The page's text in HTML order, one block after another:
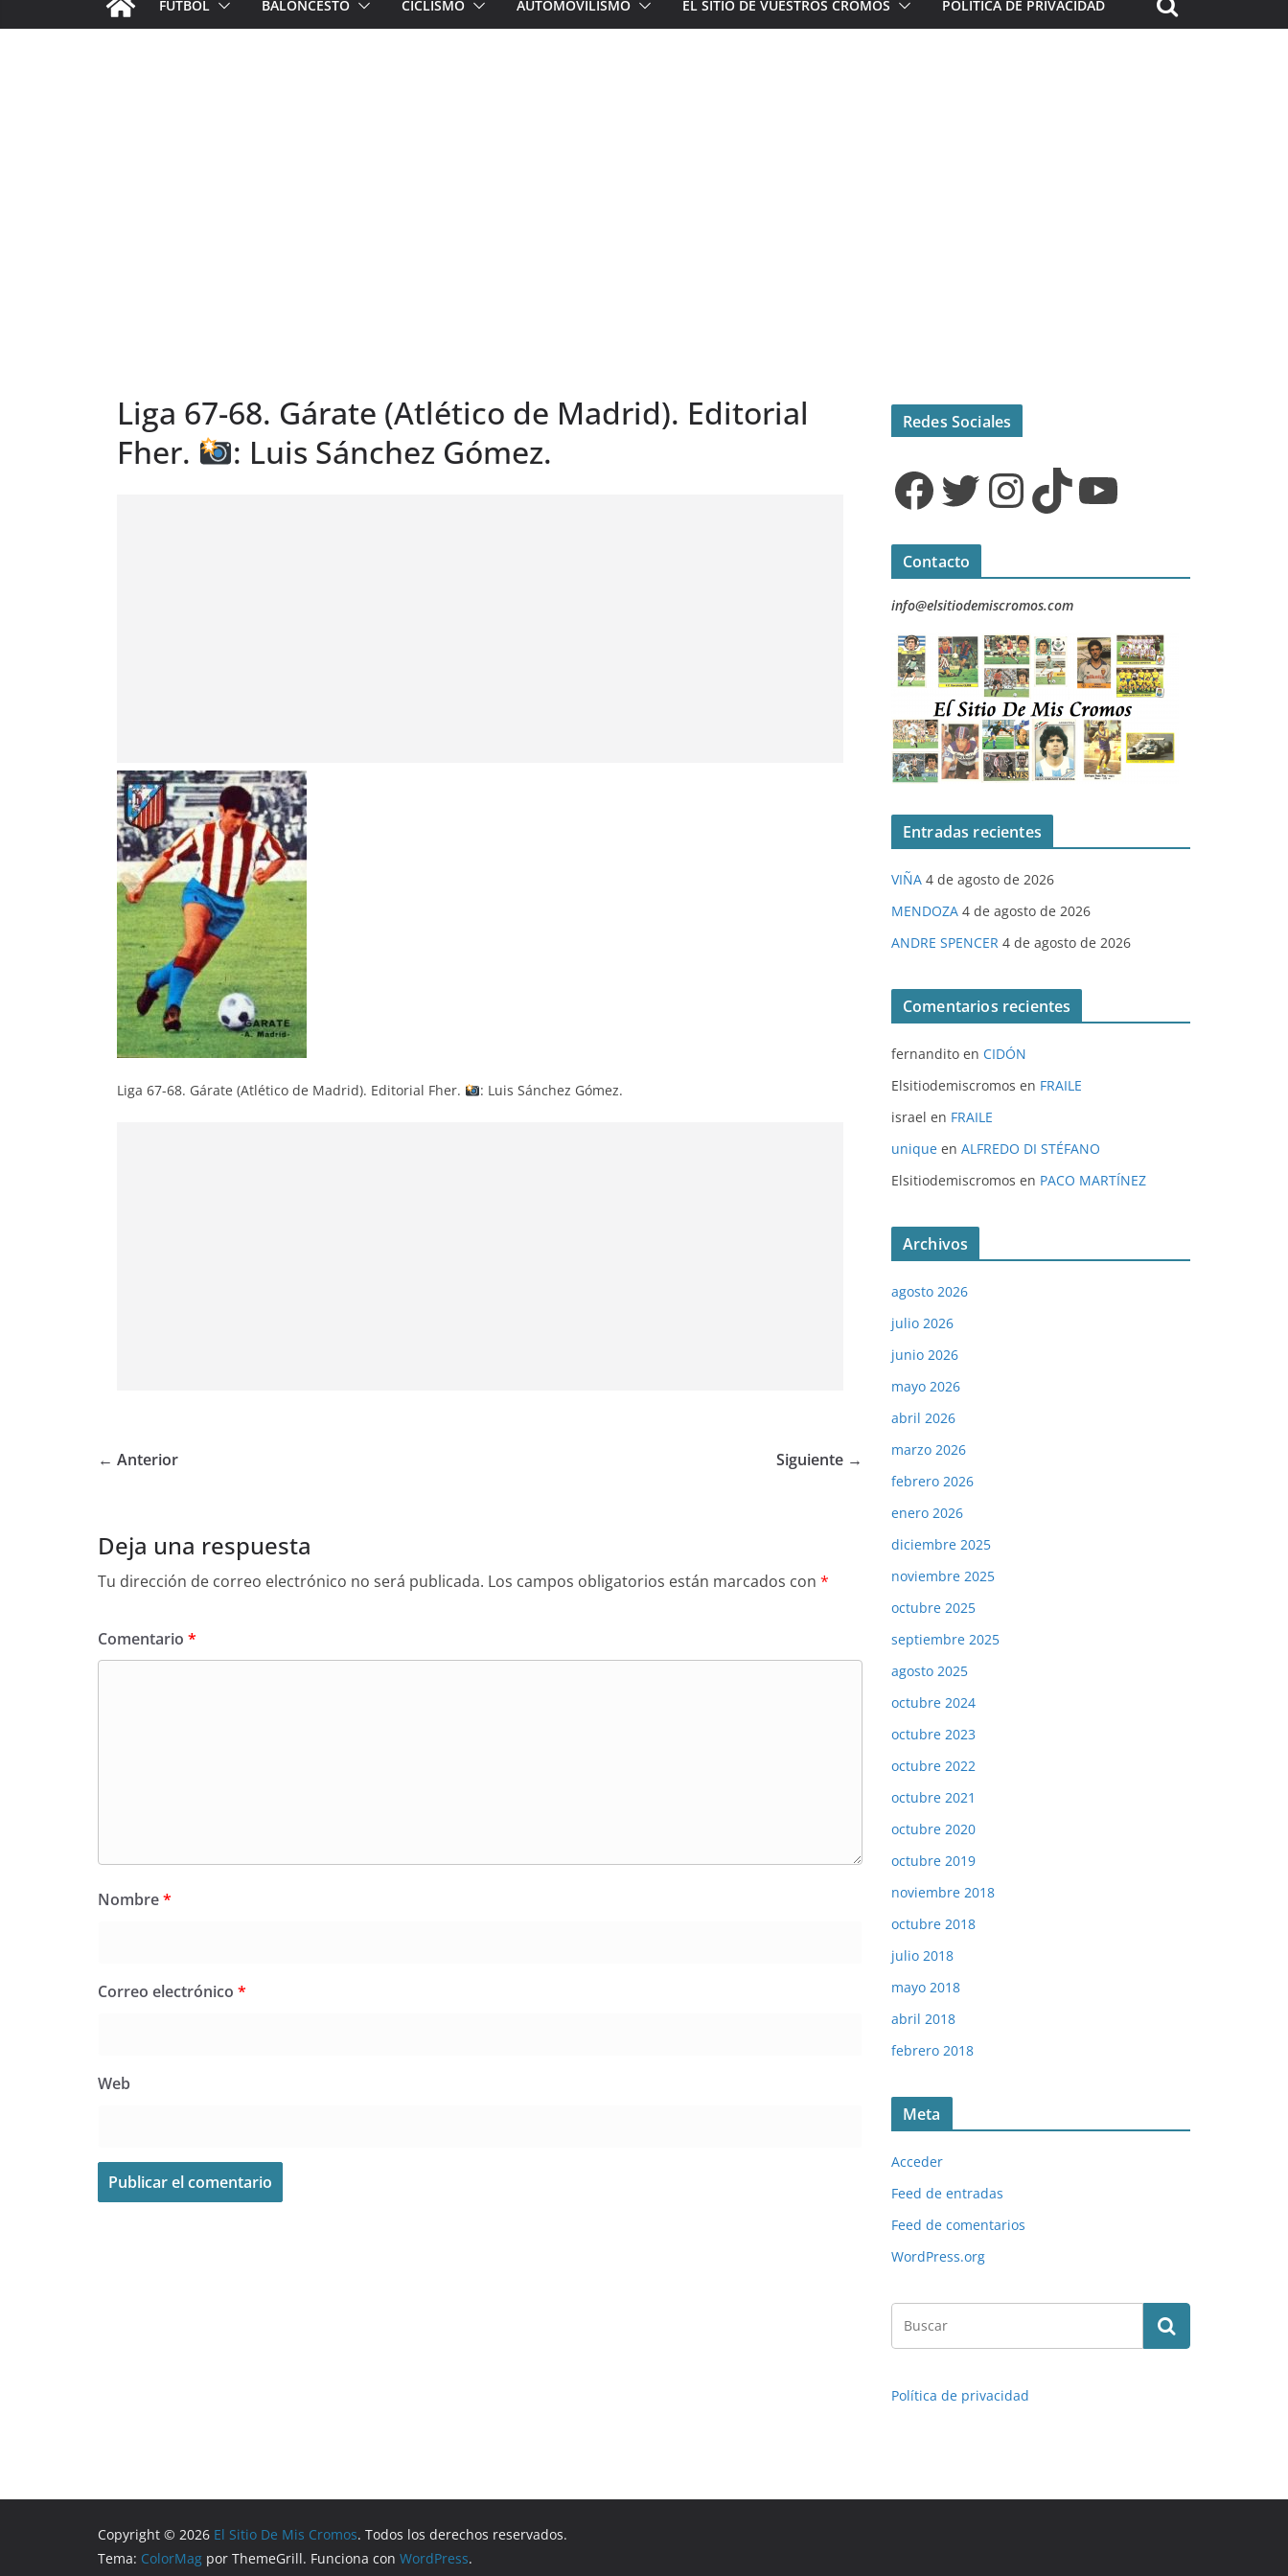
FÚTBOL BALONCESTO CICLISMO AUTOMOVILISMO EL SITIO DE VUESTROS CROMOS POLÍTICA DE PRIVACIDAD
Liga 67-68. Gárate (Atlético de Madrid). Editorial
Fher.
: Luis Sánchez Gómez.
Liga 67-68. Gárate (Atlético de Madrid). Editorial Fher. : Luis Sánchez Gómez.
← Anterior Siguiente →
Deja una respuesta
Tu dirección de correo electrónico no será publicada. Los campos obligatorios están marcados con *
Comentario *
Nombre*
Correo electrónico *
Web
Redes Sociales
Facebook Twitter InstagramTikTok YouTube
Contacto
info@elsitiodemiscromos.com
Entradas recientes
VIÑA 4 de agosto de 2026
MENDOZA 4 de agosto de 2026
ANDRE SPENCER 4 de agosto de 2026
Comentarios recientes
fernandito en CIDÓN
Elsitiodemiscromos en FRAILE
israel en FRAILE
unique en ALFREDO DI STÉFANO
Elsitiodemiscromos en PACO MARTÍNEZ
Archivos
agosto 2026
julio 2026
junio 2026
mayo 2026
abril 2026
marzo 2026
febrero 2026
enero 2026
diciembre 2025
noviembre 2025
octubre 2025
septiembre 2025
agosto 2025
octubre 2024
octubre 2023
octubre 2022
octubre 2021
octubre 2020
octubre 2019
noviembre 2018
octubre 2018
julio 2018
mayo 2018
abril 2018
febrero 2018
Meta
Acceder
Feed de entradas
Feed de comentarios
WordPress.org
Política de privacidad
Copyright © 2026 El Sitio De Mis Cromos. Todos los derechos reservados.
Tema: ColorMag por ThemeGrill. Funciona con WordPress.